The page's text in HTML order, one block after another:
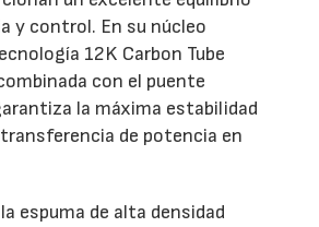
y control. En su núcleo
12K Carbon Tube
con el puente
la máxima estabilidad
de potencia en
espuma de alta densidad